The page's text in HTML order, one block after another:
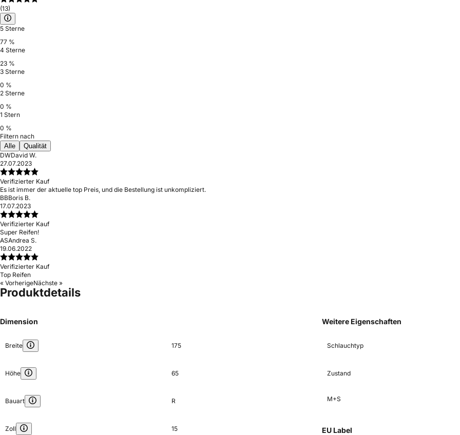
(13)
5 Sterne
77 %
4 Sterne
23 %
3 Sterne
0 %
2 Sterne
0 %
1 Stern
0 %
Filtern nach
Alle
Qualität
DWDavid W.
27.07.2023
Verifizierter Kauf
Es ist immer der aktuelle top Preis, und die Bestellung ist unkompliziert.
BBBoris B.
17.07.2023
Verifizierter Kauf
Super Reifen!
ASAndrea S.
19.06.2022
Verifizierter Kauf
Top Reifen
« VorherigeNächste »
Produktdetails
Dimension
Breite 175
Höhe 65
Bauart R
Zoll 15
Weitere Eigenschaften
Schlauchtyp
Zustand
M+S
EU Label